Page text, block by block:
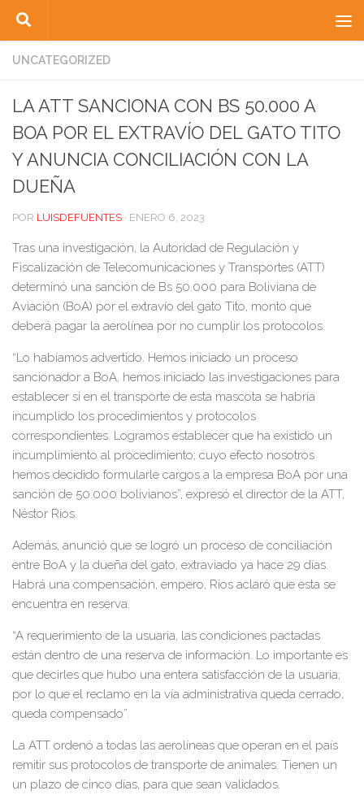
Saltar al contenido
UNCATEGORIZED
LA ATT SANCIONA CON BS 50.000 A
BOA POR EL EXTRAVÍO DEL GATO TITO
Y ANUNCIA CONCILIACIÓN CON LA
DUEÑA
POR LUISDEFUENTES · ENERO 6, 2023
Tras una investigación, la Autoridad de Regulación y
Fiscalización de Telecomunicaciones y Transportes (ATT)
determinó una sanción de Bs 50.000 para Boliviana de
Aviación (BoA) por el extravío del gato Tito, monto que
deberá pagar la aerolínea por no cumplir los protocolos.
“Lo habíamos advertido. Hemos iniciado un proceso
sancionador a BoA, hemos iniciado las investigaciones para
establecer si en el transporte de esta mascota se habría
incumplido los procedimientos y protocolos
correspondientes. Logramos establecer que ha existido un
incumplimiento al procedimiento; cuyo efecto nosotros
hemos decidido formularle cargos a la empresa BoA por una
sanción de 50.000 bolivianos”, expresó el director de la ATT,
Néstor Ríos.
Además, anunció que se logró un proceso de conciliación
entre BoA y la dueña del gato, extraviado ya hace 29 días.
Habrá una compensación, empero, Ríos aclaró que esta se
encuentra en reserva.
“A requerimiento de la usuaria, las condiciones pactadas
están dentro de una reserva de información. Lo importante es
que decirles que hubo una entera satisfacción de la usuaria;
por lo que el reclamo en la vía administrativa queda cerrado,
queda compensado”.
La ATT ordenó a todas las aerolíneas que operan en el país
remitir sus protocolos de transporte de animales. Tienen un
un plazo de cinco días, para que sean validados.